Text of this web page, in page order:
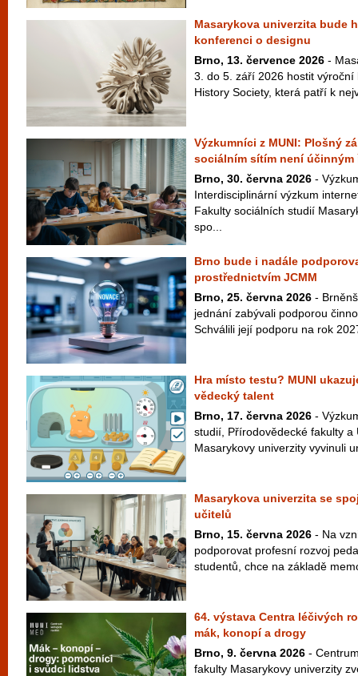
Masarykova univerzita bude
konferenci o designu
Brno, 13. července 2026 -
3. do 5. září 2026 hostit
History Society, která patří k
Výzkumníci z MUNI: Plošný
sociálním sítím není účinným
Brno, 30. června 2026 -
Interdisciplinární výzkum
Fakulty sociálních studií
spo...
Brno bude i nadále
prostřednictvím JCMM
Brno, 25. června 2026 -
jednání zabývali podporou
Schválili její podporu na rok
Hra místo testu? MUNI
vědecký talent
Brno, 17. června 2026 -
studií, Přírodovědecké fakulty a
Masarykovy univerzity vyvinuli
Masarykova univerzita se
učitelů
Brno, 15. června 2026 - Na
podporovat profesní rozvoj
studentů, chce na základě
64. výstava Centra léčivých
mák, konopí a drogy
Brno, 9. června 2026 -
fakulty Masarykovy univerzity